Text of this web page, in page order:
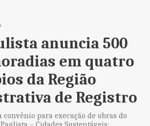
anuncia 500
em quatro
da Região
de Registro
para execução de obras do